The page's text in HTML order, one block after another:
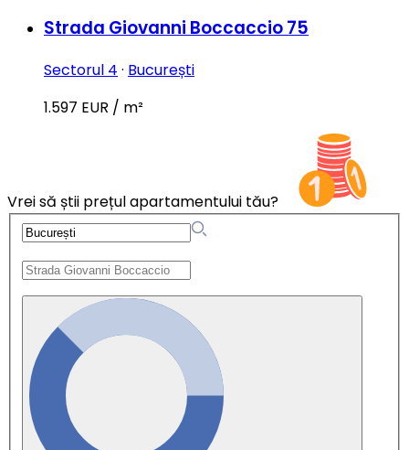
Strada Giovanni Boccaccio 75
Sectorul 4 · București
1.597 EUR / m²
Vrei să știi prețul apartamentului tău?